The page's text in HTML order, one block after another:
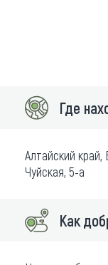
Где
Алтайский край,
Чуйская, 5-а
Как